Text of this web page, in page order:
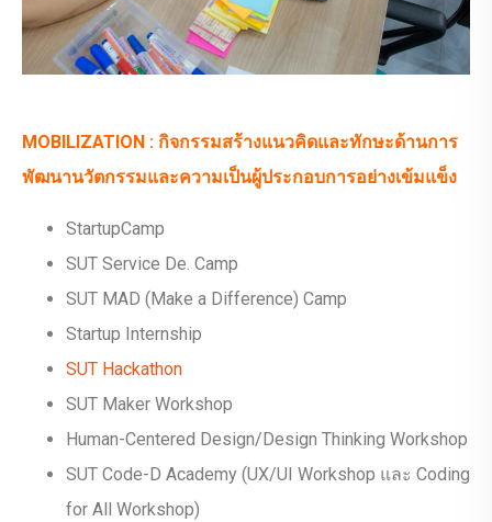
MOBILIZATION : กิจกรรมสร้างแนวคิดและทักษะด้านการ
พัฒนานวัตกรรมและความเป็นผู้ประกอบการอย่างเข้มแข็ง
StartupCamp
SUT Service De. Camp
SUT MAD (Make a Difference) Camp
Startup Internship
SUT Hackathon
SUT Maker Workshop
Human-Centered Design/Design Thinking Workshop
SUT Code-D Academy (UX/UI Workshop และ Coding
for All Workshop)